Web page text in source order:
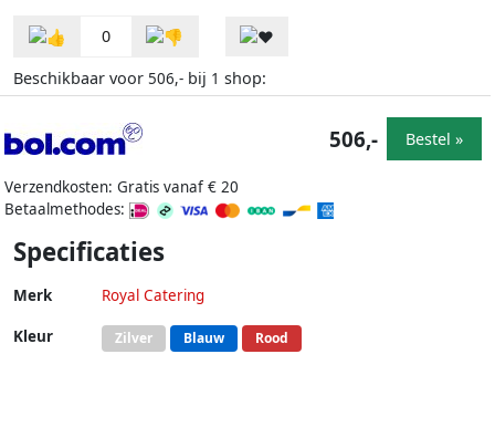
0
Beschikbaar voor 506,- bij 1 shop:
Verzendkosten: Gratis vanaf € 20
Betaalmethodes:
506,- Bestel »
Specificaties
Merk Royal Catering
Kleur Zilver Blauw Rood